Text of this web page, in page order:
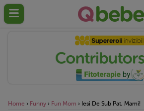
Home › Funny › Fun Mom › Iesi De Sub Pat, Mami!